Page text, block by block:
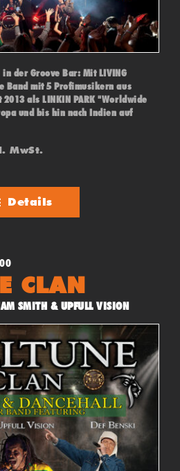
der Groove Bar: Mit LIVING
Band mit 5 Profimusikern aus
als LINKIN PARK "Worldwide
und bis hin nach Indien auf
Linkin Park auf dem Punkt
MwSt.
Details
CLAN
SMITH & UPFULL VISION